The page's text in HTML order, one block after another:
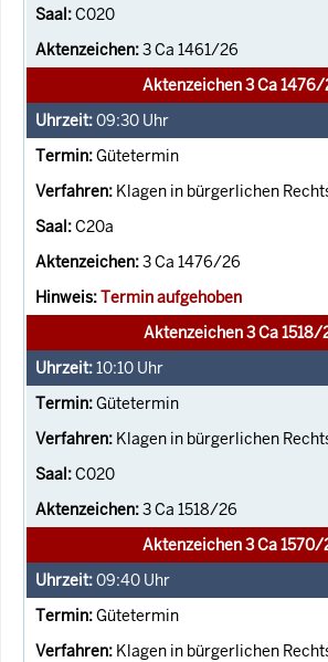
C020
3 Ca 1461/26
Aktenzeichen 3 Ca
09:30 Uhr
Gütetermin
Klagen in bürgerlichen
C20a
3 Ca 1476/26
Termin aufgehoben
Aktenzeichen 3 Ca 1518/
10:10 Uhr
Gütetermin
Klagen in bürgerlichen
C020
3 Ca 1518/26
Aktenzeichen 3 Ca 1570/
09:40 Uhr
Gütetermin
Klagen in bürgerlichen